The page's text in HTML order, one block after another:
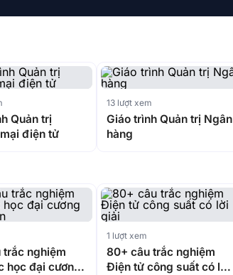
Quản trị
điện tử
13 lượt xem
Giáo trình Quản trị Ngân
hàng
trắc nghiệm
học đại cương
1 lượt xem
80+ câu trắc nghiệm
Điện tử công suất có lời